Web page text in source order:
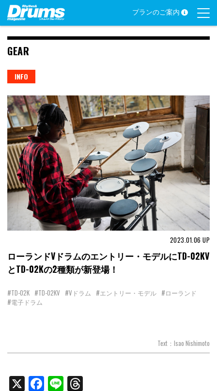
Skip
content
プランのご案内
GEAR
INFO
2023.01.06 UP
ローランドVドラムのエントリー・モデルにTD-02KV
とTD-02Kの2種類が新登場！
#TD-02K #TD-02KV #Vドラム #エントリー・モデル #ローランド
#電子ドラム
Text：Isao Nishimoto
X Facebook
Line